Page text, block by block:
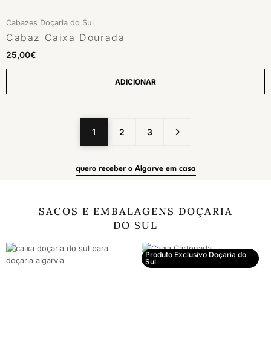
Cabazes Doçaria do Sul
Cabaz Caixa Dourada
25,00€
ADICIONAR
1 2 3
quero receber o Algarve em casa
SACOS E EMBALAGENS DOÇARIA
DO SUL
Produto Exclusivo Doçaria do
Sul